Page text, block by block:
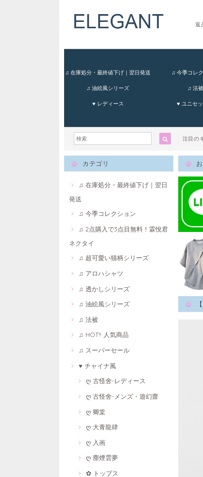
返
♫ 在庫処分・最終値下げ｜翌日発送 ♫ 今季コレ
♫ 油絵風シリーズ ♫ 法被
♥ レディース ♥ ユニセ
注目の
カテゴリ
♫ 在庫処分・最終値下げ｜翌日
発送
♫ 今季コレクション
♫ 2点購入で3点目無料！霖悅君
ネクタイ
♫ 超可愛い猫柄シリーズ
♫ アロハシャツ
♫ 透かしシリーズ
♫ 油絵風シリーズ
♫ 法被
♫ HOT!! 人気商品
♫ スーパーセール
♥ チャイナ風
ღ 古怪舍-レディース
ღ 古怪舍-メンズ・遊幻齋
ღ 卿棠
ღ 大青龍肆
ღ 入画
ღ 塵煙雲夢
✿ トップス